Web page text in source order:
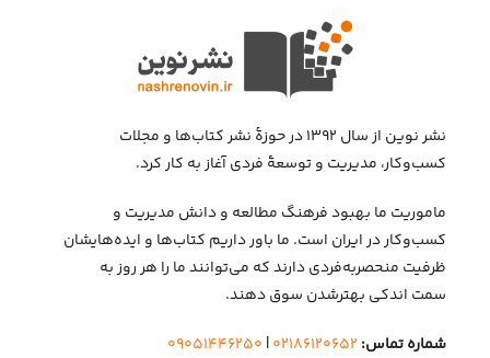
نشر نوین از سال ۱۳۹۲ در حوزهٔ نشر کتاب‌ها و مجلات
کسب‌وکار، مدیریت و توسعهٔ فردی آغاز به کار کرد.
ماموریت ما بهبود فرهنگ مطالعه و دانش مدیریت و
کسب‌وکار در ایران است. ما باور داریم کتاب‌ها و ایده‌هایشان
ظرفیت منحصربه‌فردی دارند که می‌توانند ما را هر روز به
سمت اندکی بهتر‌شدن سوق دهند.
شماره تماس: ۰۲۱۸۶۱۲۰۶۵۲| ۰۹۰۵۱۴۴۶۲۵۰